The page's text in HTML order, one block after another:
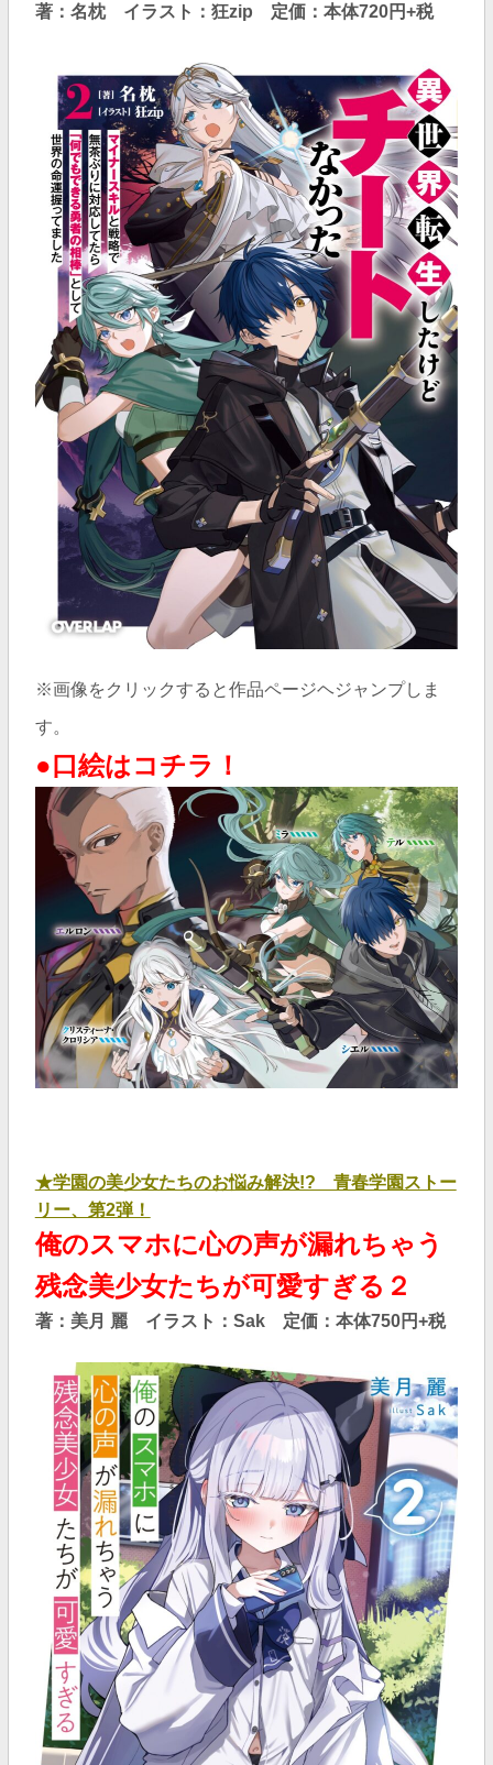
著：名枕 イラスト：狂zip 定価：本体720円+税
※画像をクリックすると作品ページヘジャンプしま
す。
●口絵はコチラ！
★学園の美少女たちのお悩み解決!? 青春学園ストー
リー、第2弾！
俺のスマホに心の声が漏れちゃう
残念美少女たちが可愛すぎる２
著：美月 麗 イラスト：Sak 定価：本体750円+税